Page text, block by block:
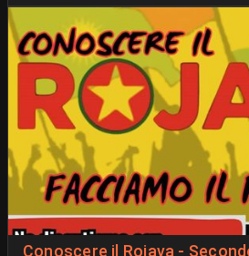
Conoscere il Rojava -